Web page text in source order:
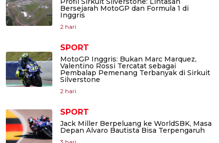
Bersejarah MotoGP dan Formula 1 di
Inggris
2 hari
SPORT
MotoGP Inggris: Bukan Marc Marquez,
Valentino Rossi Tercatat sebagai
Pembalap Pemenang Terbanyak di Sirkuit
Silverstone
2 hari
SPORT
Jack Miller Berpeluang ke WorldSBK, Masa
Depan Alvaro Bautista Bisa Terpengaruh